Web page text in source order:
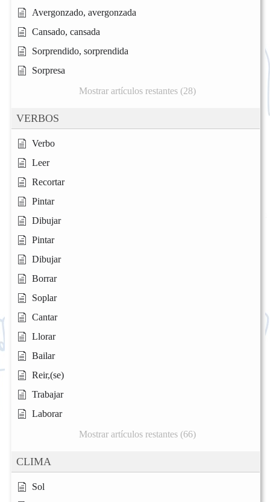
Avergonzado, avergonzada
Cansado, cansada
Sorprendido, sorprendida
Sorpresa
Mostrar artículos restantes (28)
VERBOS
Verbo
Leer
Recortar
Pintar
Dibujar
Pintar
Dibujar
Borrar
Soplar
Cantar
Llorar
Bailar
Reir,(se)
Trabajar
Laborar
Mostrar artículos restantes (66)
CLIMA
Sol